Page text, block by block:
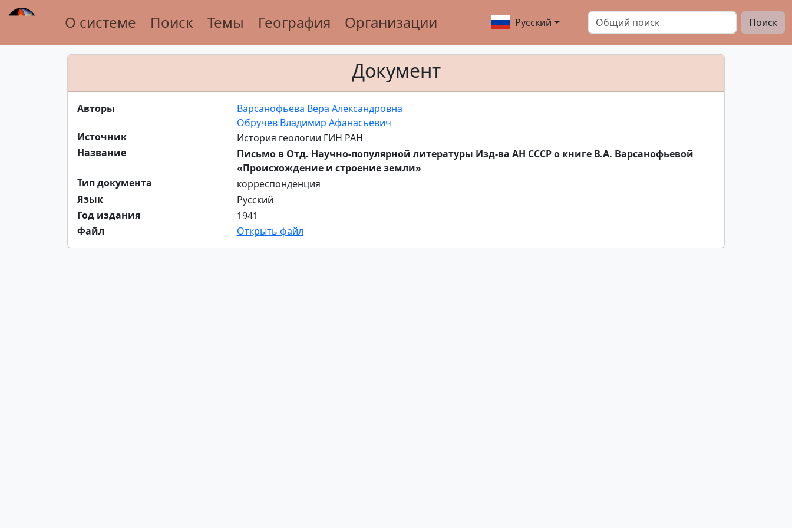
О системе Поиск Темы География Организации Русский Поиск
Документ
Авторы
Варсанофьева Вера Александровна
Обручев Владимир Афанасьевич
Источник
История геологии ГИН РАН
Название
Письмо в Отд. Научно-популярной литературы Изд-ва АН СССР о книге В.А. Варсанофьевой
«Происхождение и строение земли»
Тип документа
корреспонденция
Язык
Русский
Год издания
1941
Файл
Открыть файл